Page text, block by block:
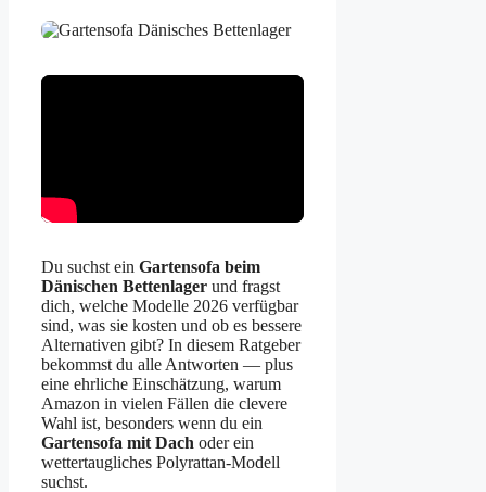
Du suchst ein Gartensofa beim
Dänischen Bettenlager und fragst
dich, welche Modelle 2026 verfügbar
sind, was sie kosten und ob es bessere
Alternativen gibt? In diesem Ratgeber
bekommst du alle Antworten — plus
eine ehrliche Einschätzung, warum
Amazon in vielen Fällen die clevere
Wahl ist, besonders wenn du ein
Gartensofa mit Dach oder ein
wettertaugliches Polyrattan-Modell
suchst.